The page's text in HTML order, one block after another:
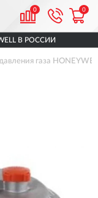
0 0
В РОССИИ
газа